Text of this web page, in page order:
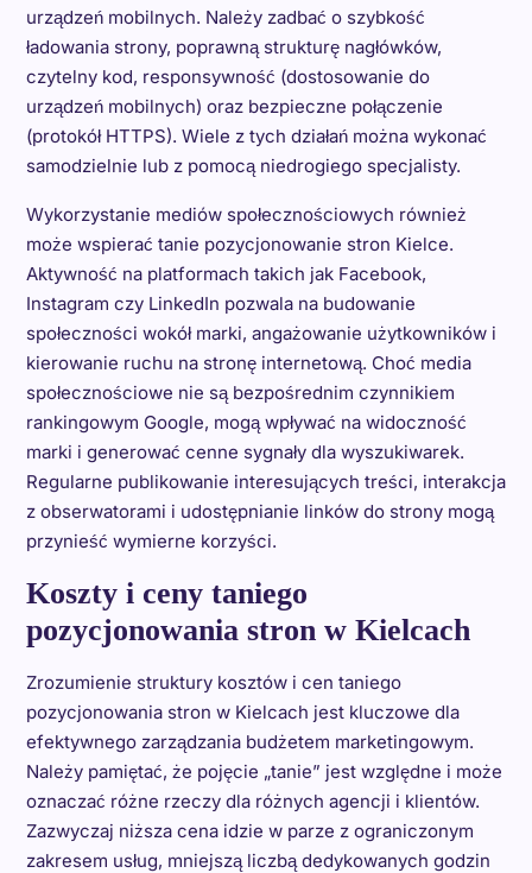
urządzeń mobilnych. Należy zadbać o szybkość
ładowania strony, poprawną strukturę nagłówków,
czytelny kod, responsywność (dostosowanie do
urządzeń mobilnych) oraz bezpieczne połączenie
(protokół HTTPS). Wiele z tych działań można wykonać
samodzielnie lub z pomocą niedrogiego specjalisty.
Wykorzystanie mediów społecznościowych również
może wspierać tanie pozycjonowanie stron Kielce.
Aktywność na platformach takich jak Facebook,
Instagram czy LinkedIn pozwala na budowanie
społeczności wokół marki, angażowanie użytkowników i
kierowanie ruchu na stronę internetową. Choć media
społecznościowe nie są bezpośrednim czynnikiem
rankingowym Google, mogą wpływać na widoczność
marki i generować cenne sygnały dla wyszukiwarek.
Regularne publikowanie interesujących treści, interakcja
z obserwatorami i udostępnianie linków do strony mogą
przynieść wymierne korzyści.
Koszty i ceny taniego
pozycjonowania stron w Kielcach
Zrozumienie struktury kosztów i cen taniego
pozycjonowania stron w Kielcach jest kluczowe dla
efektywnego zarządzania budżetem marketingowym.
Należy pamiętać, że pojęcie „tanie” jest względne i może
oznaczać różne rzeczy dla różnych agencji i klientów.
Zazwyczaj niższa cena idzie w parze z ograniczonym
zakresem usług, mniejszą liczbą dedykowanych godzin